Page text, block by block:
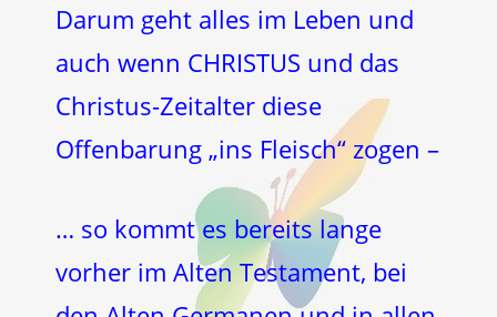
Darum geht alles im Leben und
auch wenn CHRISTUS und das
Christus-Zeitalter diese
Offenbarung „ins Fleisch“ zogen –
… so kommt es bereits lange
vorher im Alten Testament, bei